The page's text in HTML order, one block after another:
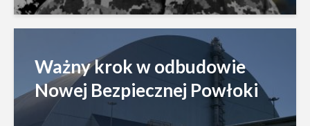
Ważny krok w odbudowie
Nowej Bezpiecznej Powłoki